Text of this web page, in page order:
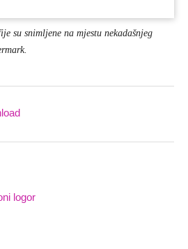
su snimljene na mjestu nekadašnjeg
logor